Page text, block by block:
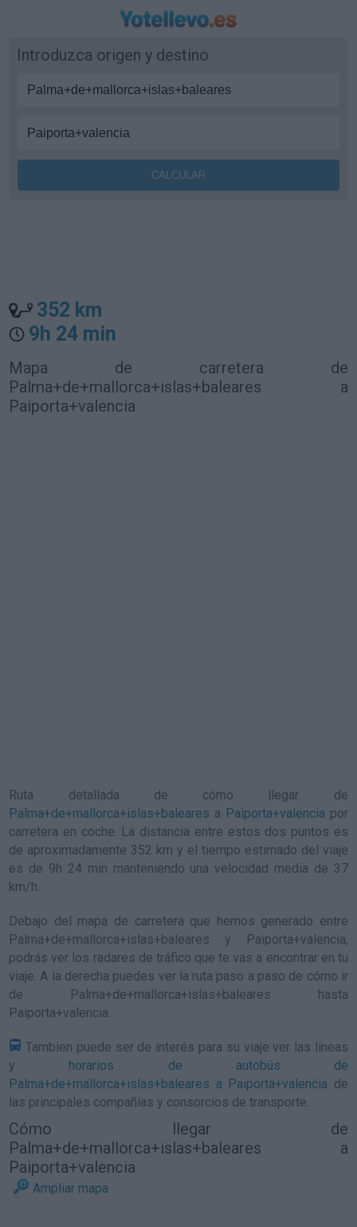
Introduzca origen y destino
352 km
9h 24 min
Mapa de carretera de
Palma+de+mallorca+islas+baleares a
Paiporta+valencia
Ruta detallada de cómo llegar de
Palma+de+mallorca+islas+baleares a Paiporta+valencia por
carretera en coche. La distancia entre estos dos puntos es
de aproximadamente 352 km y el tiempo estimado del viaje
es de 9h 24 min manteniendo una velocidad media de 37
km/h.
Debajo del mapa de carretera que hemos generado entre
Palma+de+mallorca+islas+baleares y Paiporta+valencia,
podrás ver los radares de tráfico que te vas a encontrar en tu
viaje. A la derecha puedes ver la ruta paso a paso de cómo ir
de Palma+de+mallorca+islas+baleares hasta
Paiporta+valencia.
Tambien puede ser de interés para su viaje ver las líneas
y horarios de autobús de
Palma+de+mallorca+islas+baleares a Paiporta+valencia de
las principales compañías y consorcios de transporte.
Cómo llegar de
Palma+de+mallorca+islas+baleares a
Paiporta+valencia
Ampliar mapa